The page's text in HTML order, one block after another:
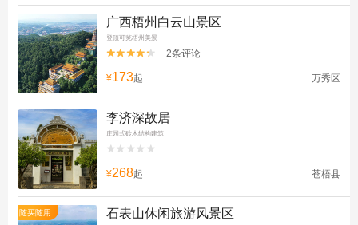
广西梧州白云山景区
登顶可览梧州美景

 2条评论
¥173起 万秀区
李济深故居
庄园式砖木结构建筑


¥268起 苍梧县
随买随用 石表山休闲旅游风景区